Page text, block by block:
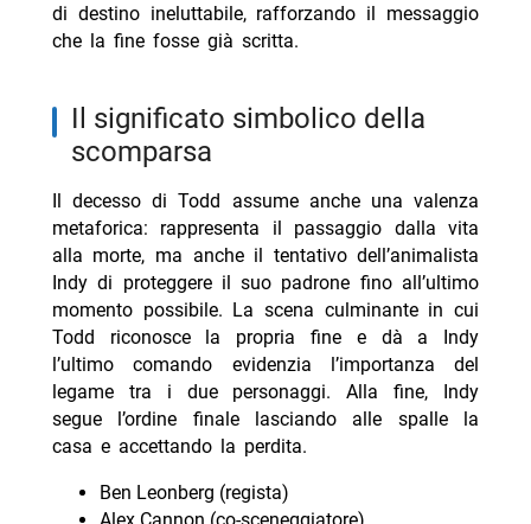
di destino ineluttabile, rafforzando il messaggio
che la fine fosse già scritta.
il significato simbolico della
scomparsa
Il decesso di Todd assume anche una valenza
metaforica: rappresenta il passaggio dalla vita
alla morte, ma anche il tentativo dell’animalista
Indy di proteggere il suo padrone fino all’ultimo
momento possibile. La scena culminante in cui
Todd riconosce la propria fine e dà a Indy
l’ultimo comando evidenzia l’importanza del
legame tra i due personaggi. Alla fine, Indy
segue l’ordine finale lasciando alle spalle la
casa e accettando la perdita.
Ben Leonberg (regista)